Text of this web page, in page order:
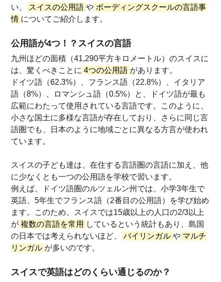
い、
スイスの公用語や ボーディングスクールの言語事
情 についてご紹介します。
公用語が4つ！？スイスの言語
九州ほどの面積（41,290平方キロメートル）のスイスに
は、驚くべきことに 4つの公用語 があります。
ドイツ語（62.3%）、フランス語（22.8%）、イタリア
語（8%）、ロマンシュ語（0.5%）と、ドイツ語が最も
広範にわたって使用されている言語です。このように、
小さな国土に多様な言語が存在しており、さらに同じ言
語圏でも、日本のように地域ごとに異なる方言が使われ
ています。
スイスの子ども達は、在住する言語圏の言語に加え、他
に少なくとも一つの公用語を学校で習います。
例えば、ドイツ語圏のルツェルン州では、小学3年生で
英語、5年生でフランス語（2番目の公用語）を学び始め
ます。このため、スイスでは15歳以上の人口の2/3以上
が 複数の言語を常用 しているという統計もあり、島国
の日本では考えられないほど、
バイリンガルや マルチ
リンガル が多いのです。
スイスで英語はどのくらい通じるのか？